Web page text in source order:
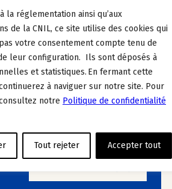
la réglementation ainsi qu’aux
de la CNIL, ce site utilise des cookies qui
votre consentement compte tenu de
leur configuration. Ils sont déposés à
et statistiques. En fermant cette
à naviguer sur notre site. Pour
notre Politique de confidentialité
Tout rejeter Accepter tout